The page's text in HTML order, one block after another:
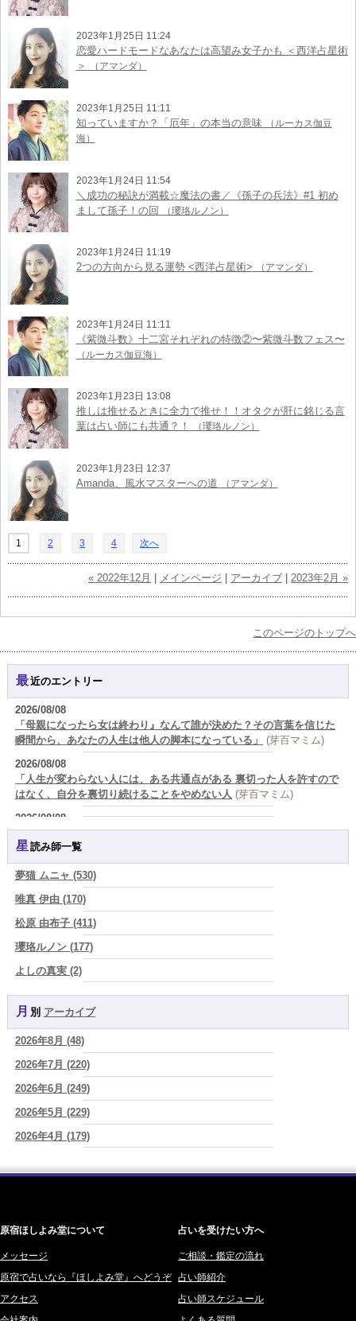
2023年1月25日 11:24
恋愛ハードモードなあなたは高望み女子かも ＜西洋占星術
＞
（アマンダ）
2023年1月25日 11:11
知っていますか？「厄年」の本当の意味
（ルーカス伽豆
海）
2023年1月24日 11:54
＼成功の秘訣が満載☆魔法の書／《孫子の兵法》#1 初め
まして孫子！の回
（瓔珞ルノン）
2023年1月24日 11:19
2つの方向から見る運勢 <西洋占星術> （アマンダ）
2023年1月24日 11:11
《紫微斗数》十二宮それぞれの特徴②〜紫微斗数フェス〜
（ルーカス伽豆海）
2023年1月23日 13:08
推しは推せるときに全力で推せ！！オタクが肝に銘じる言
葉は占い師にも共通？！
（瓔珞ルノン）
2023年1月23日 12:37
Amanda、風水マスターへの道 （アマンダ）
1 2 3 4 次へ
« 2022年12月 | メインページ | アーカイブ | 2023年2月 »
このページのトップへ
最近のエントリー
2026/08/08
「母親になったら女は終わり』なんて誰が決めた？その言葉を信じた
瞬間から、あなたの人生は他人の脚本になっている」
(芽百マミム)
2026/08/08
「人生が変わらない人には、ある共通点がある 裏切った人を許すので
はなく、自分を裏切り続けることをやめない人 (芽百マミム)
2026/08/08
生きづらさと恋愛の悩みを繰り返すあなたへ (紅月Luru)
真寿の開運Cooking 鮭が教えてくれた、"積み重ねた先にある豊か
(プラタ 真寿)
『頑張って好かれる』を やめてみました。届いた 一通のメッセー
ジ。 (プラタ 真寿)
2026/08/07
2026年8月8日 甲寅――自分の軸を持ちながら、世界と対話する日
ぐり)
2026/08/07
新しいことに触れると、自分の中の回路がひらく｜好奇心を持ち続け
る楽しさ (美月マーシャ)
2026/08/07
2026年8月7日 癸丑 自分を消さずに、調和を育てる日
2026/08/07
時間は前に進んでいく。後悔は消せないけれど未来を変えていくこと
ができる (真巳華 - Mamika -)
2026/08/07
星読み師一覧
夢猫 ムニャ (530)
唯真 伊由 (170)
松原 由布子 (411)
瓔珞ルノン (177)
よしの真実 (2)
YOSHIKI (58)
よみ (39)
一之森 陽柑 (26)
椰奈空 (64)
ワカリミ (1)
神楽峰ヴィスカ (10)
赤羽うさぎ (341)
橘メルロ (7)
鈴喜みわこ (8)
鯖ノ実 ソニン (19)
愛音ソナタ (16)
月別 アーカイブ
2026年8月 (48)
2026年7月 (220)
2026年6月 (249)
2026年5月 (229)
2026年4月 (179)
2025年12月 (201)
2025年11月 (252)
2025年10月 (242)
2025年9月 (196)
原宿ほしよみ堂について
メッセージ
原宿で占いなら『ほしよみ堂』へどうぞ
アクセス
占いを受けたい方へ
ご相談・鑑定の流れ
占い師紹介
占い師スケジュール